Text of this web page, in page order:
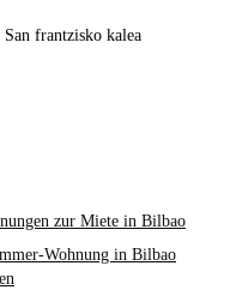
San frantzisko kalea
zur Miete in Bilbao
Wohnung in Bilbao